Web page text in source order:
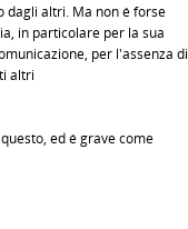
dagli altri. Ma non é forse
in particolare per la sua
per l'assenza di
altri
ed é grave come